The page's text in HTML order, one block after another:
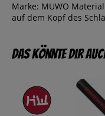
Marke: MUWO
auf dem Kopf des
Das könnte dir